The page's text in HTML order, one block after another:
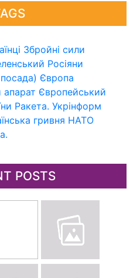
Збройні сили
Росіяни
Європа
апарат Європейський
Ракета. Укрінформ
гривня НАТО
POSTS